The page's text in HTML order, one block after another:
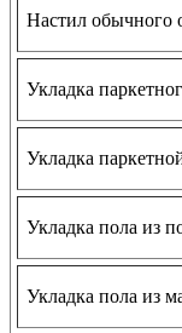
Настил обычного
Укладка
Укладка
Укладка пола из
Укладка пола из